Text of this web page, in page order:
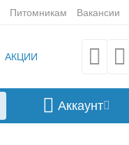
Питомникам Вакансии
АКЦИИ
Аккаунт